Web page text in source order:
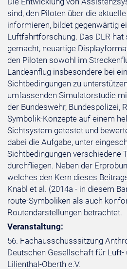
sind, den Piloten über die
informieren, bildet gegenwärtig
Luftfahrtforschung. Das DLR hat
gemacht, neuartige
den Piloten sowohl im
Landeanflug insbesondere bei
Sichtbedingungen zu
umfassenden Simulatorstudie
der Bundeswehr, Bundespolizei,
Symbolik-Konzepte auf einem
Sichtsystem getestet und
dabei die Aufgabe, unter
Sichtbedingungen verschiedene
durchfliegen. Neben der
welches den Kern dieses
Knabl et al. (2014a - in diesem
route-Symboliken als auch
Routendarstellungen betrachtet.
Veranstaltung:
56. Fachausschusssitzung
Deutschen Gesellschaft für Luft-
Lilienthal-Oberth e.V.